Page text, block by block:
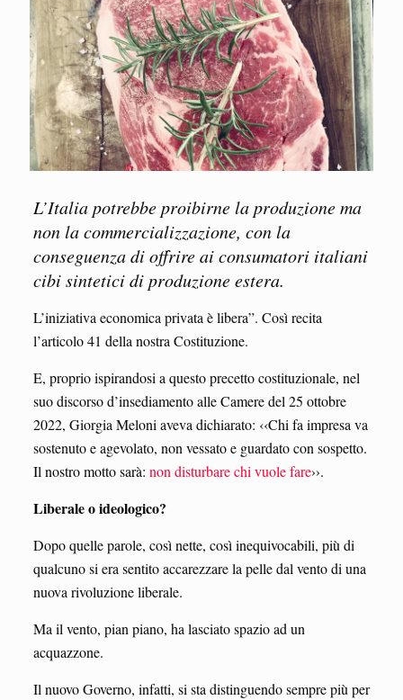
L’Italia potrebbe proibirne la produzione ma
non la commercializzazione, con la
conseguenza di offrire ai consumatori italiani
cibi sintetici di produzione estera.
L’iniziativa economica privata è libera”. Così recita
l’articolo 41 della nostra Costituzione.
E, proprio ispirandosi a questo precetto costituzionale, nel
suo discorso d’insediamento alle Camere del 25 ottobre
2022, Giorgia Meloni aveva dichiarato: ‹‹Chi fa impresa va
sostenuto e agevolato, non vessato e guardato con sospetto.
Il nostro motto sarà: non disturbare chi vuole fare››.
Liberale o ideologico?
Dopo quelle parole, così nette, così inequivocabili, più di
qualcuno si era sentito accarezzare la pelle dal vento di una
nuova rivoluzione liberale.
Ma il vento, pian piano, ha lasciato spazio ad un
acquazzone.
Il nuovo Governo, infatti, si sta distinguendo sempre più per